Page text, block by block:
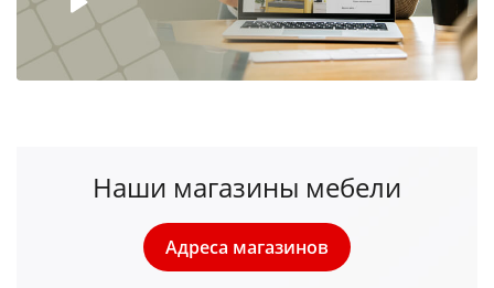
Наши магазины мебели
Адреса магазинов